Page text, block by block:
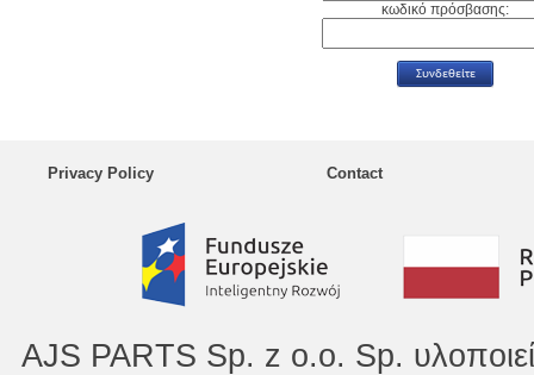
κωδικό πρόσβασης:
Privacy Policy Contact
AJS PARTS Sp. z o.o. Sp.